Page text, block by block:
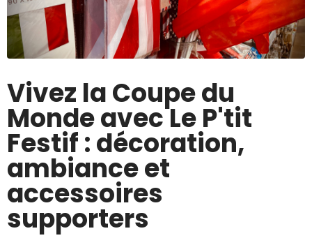
Vivez la Coupe du
Monde avec Le P'tit
Festif : décoration,
ambiance et
accessoires
supporters